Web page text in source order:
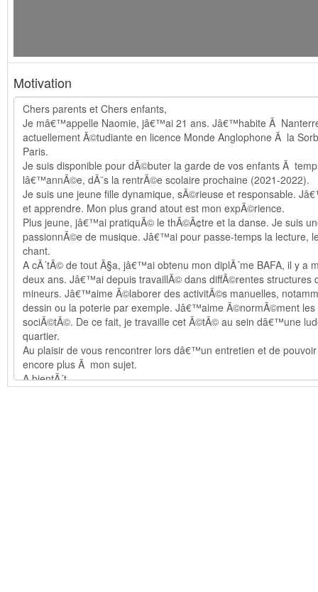
Motivation